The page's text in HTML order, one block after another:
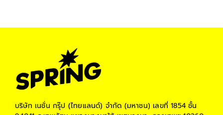
บริษัท เนชั่น กรุ๊ป (ไทยแลนด์) จำกัด (มหาชน) เลขที่ 1854 ชั้น